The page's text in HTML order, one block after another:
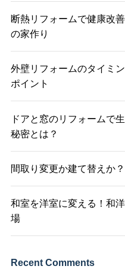
断熱リフォームで健康改
の家作り
外壁リフォームのタイミ
ポイント
ドアと窓のリフォームで
秘密とは？
間取り変更か建て替えか
和室を洋室に変える！和
場
Recent Comments